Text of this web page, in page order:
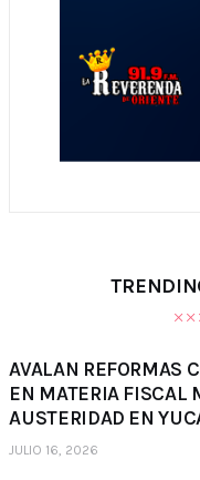
AVALAN REFORMAS
EN MATERIA FISCAL
AUSTERIDAD EN
JULIO 16, 2026